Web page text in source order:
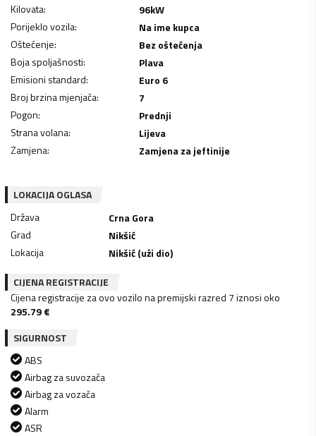
Kilovata: 96kW
Porijeklo vozila:
Na ime kupca
Oštećenje:
Bez oštećenja
Boja spoljašnosti:
Plava
Emisioni standard:
Euro 6
Broj brzina mjenjača:
7
Pogon:
Prednji
Strana volana:
Lijeva
Zamjena: Zamjena za jeftinije
LOKACIJA OGLASA
Država
Crna Gora
Grad
Nikšić
Lokacija
Nikšić (uži dio)
CIJENA REGISTRACIJE
Cijena registracije za ovo vozilo na premijski razred 7 iznosi oko
295.79€
SIGURNOST
ABS
Airbag za suvozača
Airbag za vozača
Alarm
ASR